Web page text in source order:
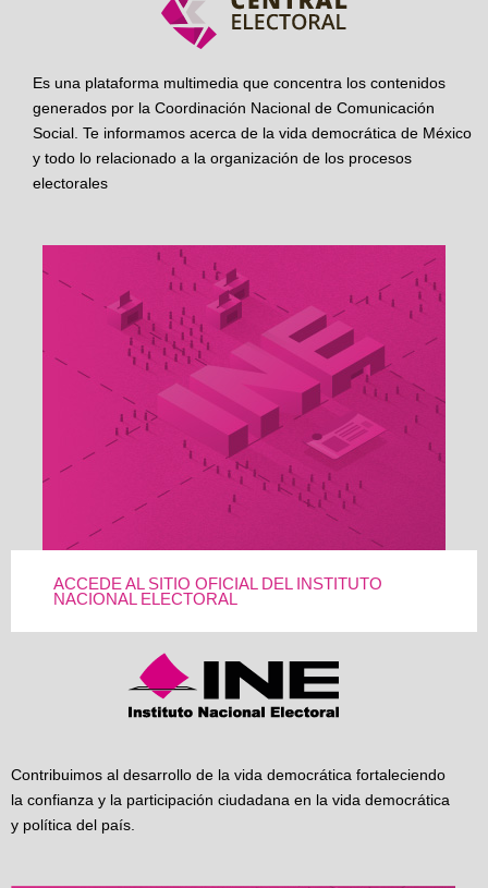
Es una plataforma multimedia que concentra los contenidos
generados por la Coordinación Nacional de Comunicación
Social. Te informamos acerca de la vida democrática de México
y todo lo relacionado a la organización de los procesos
electorales
ACCEDE AL SITIO OFICIAL DEL INSTITUTO
NACIONAL ELECTORAL
Contribuimos al desarrollo de la vida democrática fortaleciendo
la confianza y la participación ciudadana en la vida democrática
y política del país.